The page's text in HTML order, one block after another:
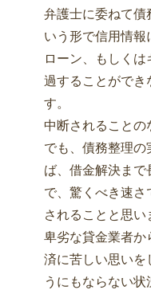
弁護士に委ねて債
いう形で信用情報
ローン、もしく
過することができ
す。
中断されることの
でも、債務整理の
ば、借金解決ま
で、驚くべき速
されることと思い
卑劣な貸金業者か
済に苦しい思いを
うにもならない